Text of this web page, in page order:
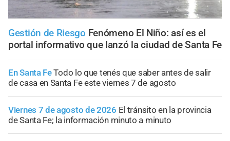
Gestión de Riesgo Fenómeno El Niño: así es el
portal informativo que lanzó la ciudad de Santa Fe
En Santa FeTodo lo que tenés que saber antes de salir
de casa en Santa Fe este viernes 7 de agosto
Viernes 7 de agosto de 2026 El tránsito en la provincia
de Santa Fe; la información minuto a minuto